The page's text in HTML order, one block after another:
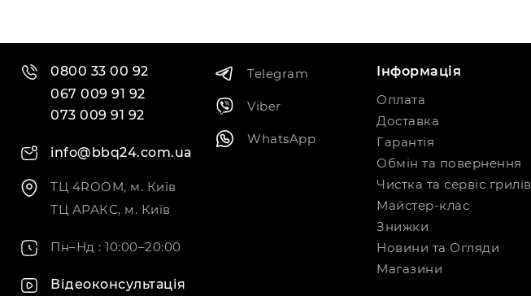
0800 33 00 92
067 009 91 92
073 009 91 92
info@bbq24.com.ua
ТЦ 4ROOM, м. Київ
ТЦ АРАКС, м. Київ
Пн–Нд : 10:00–20:00
Відеоконсультація
Telegram
Viber
WhatsApp
Інформація
Оплата
Доставка
Гарантія
Обмін та повернення
Чистка та сервіс грилів
Майстер-клас
Знижки
Новини та Огляди
Магазини